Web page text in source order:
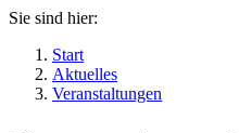
Sie sind hier:
Start
Aktuelles
Veranstaltungen